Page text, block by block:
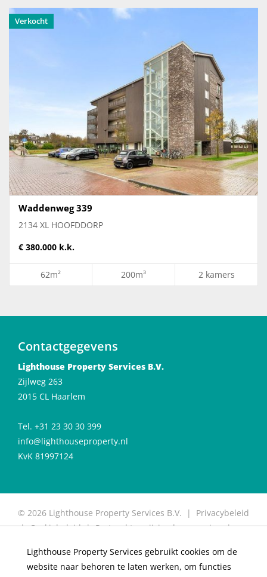
Lighthouse Property Services gebruikt cookies om de
website naar behoren te laten werken, om functies
Verkocht
Waddenweg 339
2134 XL HOOFDDORP
€ 380.000 k.k.
62m² 200m³ 2 kamers
Contactgegevens
Lighthouse Property Services B.V.
Zijlweg 263
2015 CL Haarlem
Tel. +31 23 30 30 399
info@lighthouseproperty.nl
KvK 81997124
© 2026 Lighthouse Property Services B.V. | Privacybeleid
|Cookiebeleid|Protocol toewijzing huurwoning|
door OGonline